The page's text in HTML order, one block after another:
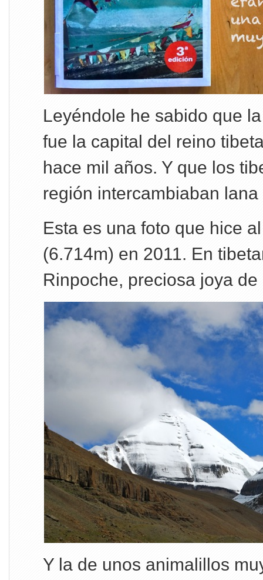
Leyéndole he sabido que
fue la capital del reino
hace mil años. Y que los
región intercambiaban lana
Esta es una foto que hice
(6.714m) en 2011. En
Rinpoche, preciosa joya de
Y la de unos animalillos